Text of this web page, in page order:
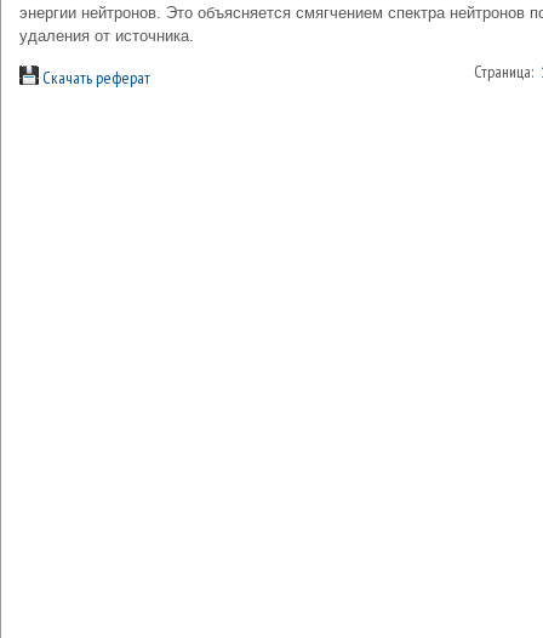
энергии нейтронов. Это объясняется смягчением спектра нейтронов
удаления от источника.
Скачать реферат Страница: